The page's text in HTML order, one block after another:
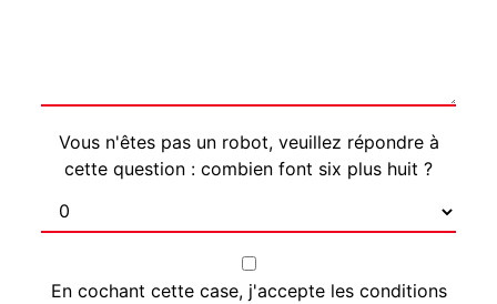
Vous n'êtes pas un robot, veuillez répondre à
cette question : combien font six plus huit ?
En cochant cette case, j'accepte les conditions